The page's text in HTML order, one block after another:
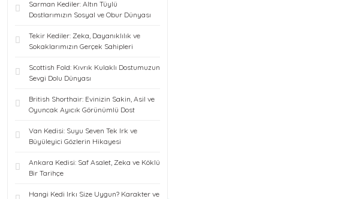
Sarman Kediler: Altın Tüylü
Dostlarımızın Sosyal ve Obur Dünyası
Tekir Kediler: Zeka, Dayanıklılık ve
Sokaklarımızın Gerçek Sahipleri
Scottish Fold: Kıvrık Kulaklı Dostumuzun
Sevgi Dolu Dünyası
British Shorthair: Evinizin Sakin, Asil ve
Oyuncak Ayıcık Görünümlü Dost
Van Kedisi: Suyu Seven Tek Irk ve
Büyüleyici Gözlerin Hikayesi
Ankara Kedisi: Saf Asalet, Zeka ve Köklü
Bir Tarihçe
Hangi Kedi Irkı Size Uygun? Karakter ve